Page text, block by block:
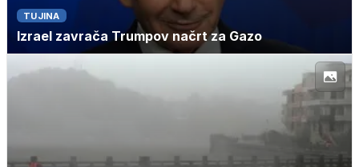
TUJINA
Izrael zavrača Trumpov načrt za Gazo